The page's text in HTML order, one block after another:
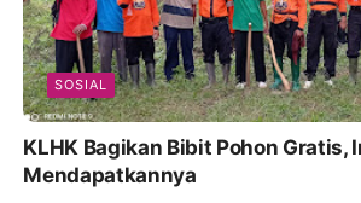
SOSIAL
KLHK Bagikan Bibit Pohon Gratis,
Mendapatkannya